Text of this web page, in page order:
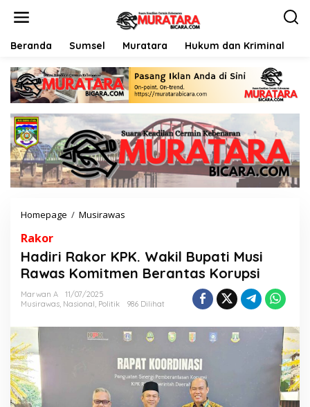
Beranda Sumsel Muratara Hukum dan Kriminal
Homepage / Musirawas
i
i
a
o
r
P
K
Rakor
Hadiri Rakor KPK. Wakil Bupati Musi
Rawas Komitmen Berantas Korupsi
Marwan A
11/07/2025
Musirawas, Nasional, Politik 986 Dilihat